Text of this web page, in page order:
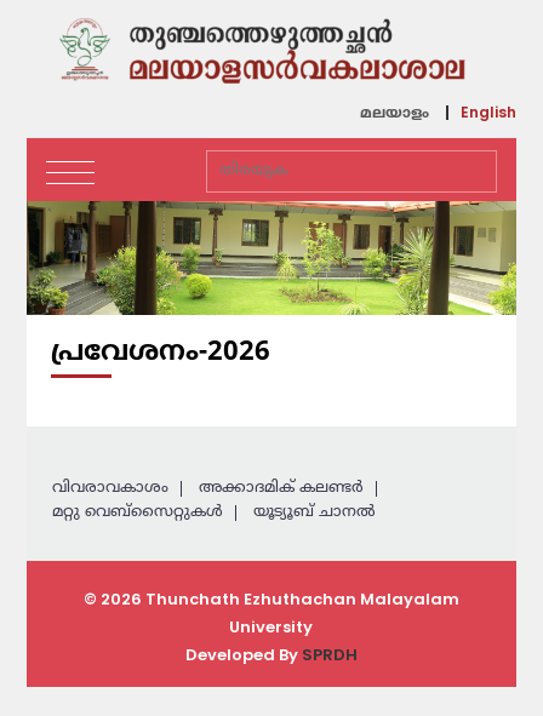
മലയാളം English
പ്രവേശനം-2026
വിവരാവകാശം
അക്കാദമിക് കലണ്ടര്‍
മറ്റു വെബ്സൈറ്റുകള്‍
യൂട്യൂബ് ചാനൽ
© 2026 Thunchath Ezhuthachan Malayalam
University
Developed By SPRDH